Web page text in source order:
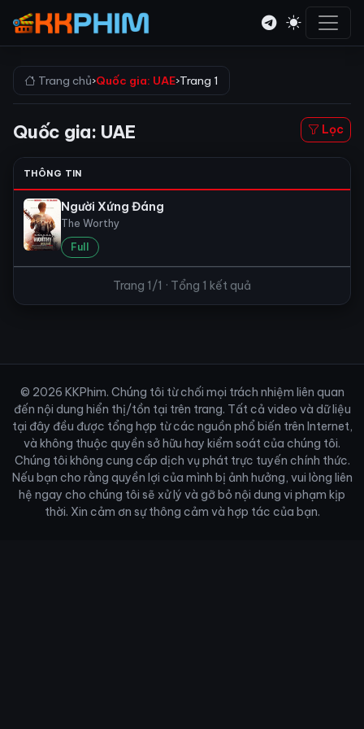
Trang chủ›Quốc gia: UAE›Trang 1
Quốc gia: UAE Lọc
THÔNG TIN
Người Xứng Đáng
The Worthy
Full
Trang 1/1 · Tổng 1 kết quả
© 2026 KKPhim. Chúng tôi từ chối mọi trách nhiệm liên quan
đến nội dung hiển thị/tồn tại trên trang. Tất cả video và dữ liệu
tại đây đều được tổng hợp từ các nguồn phổ biến trên Internet,
và không thuộc quyền sở hữu hay kiểm soát của chúng tôi.
Chúng tôi không cung cấp dịch vụ phát trực tuyến chính thức.
Nếu bạn cho rằng quyền lợi của mình bị ảnh hưởng, vui lòng liên
hệ ngay cho chúng tôi sẽ xử lý và gỡ bỏ nội dung vi phạm kịp
thời. Xin cảm ơn sự thông cảm và hợp tác của bạn.